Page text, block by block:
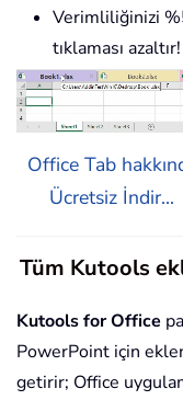
Verimliliğinizi
tıklaması azaltır!
Office Tab
Ücretsiz İndir...
Tüm Kutools
Kutools for Office
PowerPoint için
getirir; Office